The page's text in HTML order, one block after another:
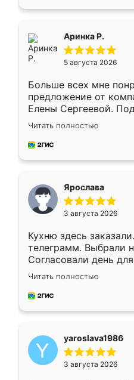
Аринка Р.
5 августа 2026
Больше всех мне
предложение от
Елены Сергеевой.
короткие сроки
для замера
предложил по моему
Читать полностью
Ярослава
3 августа 2026
Кухню здесь
телеграмм. Выбрали
Согласовали день
недели кухня была
довольны работой.
мебель за
Читать полностью
yaroslava1986
3 августа 2026